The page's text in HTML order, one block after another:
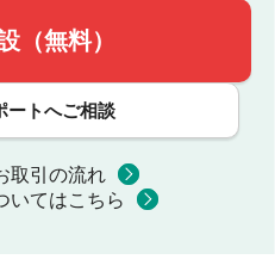
（無料）
ートへご相談
取引の流れ
いてはこちら